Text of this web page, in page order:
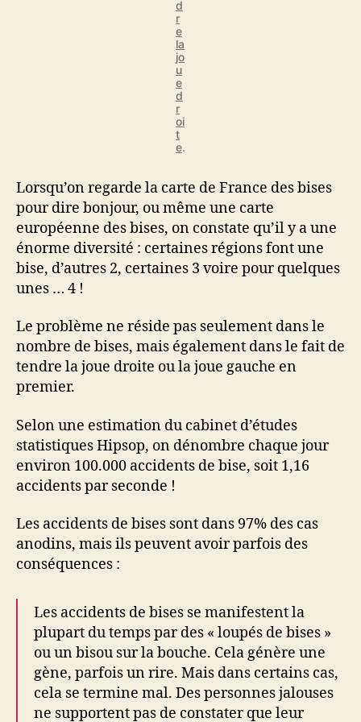
d
r
e
la
jo
u
e
d
r
oi
t
e.
Lorsqu’on regarde la carte de France des bises
pour dire bonjour, ou même une carte
européenne des bises, on constate qu’il y a une
énorme diversité : certaines régions font une
bise, d’autres 2, certaines 3 voire pour quelques
unes … 4 !
Le problème ne réside pas seulement dans le
nombre de bises, mais également dans le fait de
tendre la joue droite ou la joue gauche en
premier.
Selon une estimation du cabinet d’études
statistiques Hipsop, on dénombre chaque jour
environ 100.000 accidents de bise, soit 1,16
accidents par seconde !
Les accidents de bises sont dans 97% des cas
anodins, mais ils peuvent avoir parfois des
conséquences :
Les accidents de bises se manifestent la
plupart du temps par des « loupés de bises »
ou un bisou sur la bouche. Cela génère une
gène, parfois un rire. Mais dans certains cas,
cela se termine mal. Des personnes jalouses
ne supportent pas de constater que leur